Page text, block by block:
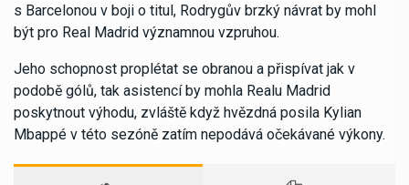
s Barcelonou v boji o titul, Rodrygův brzký návrat by mohl
být pro Real Madrid významnou vzpruhou.
Jeho schopnost proplétat se obranou a přispívat jak v
podobě gólů, tak asistencí by mohla Realu Madrid
poskytnout výhodu, zvláště když hvězdná posila Kylian
Mbappé v této sezóně zatím nepodává očekávané výkony.